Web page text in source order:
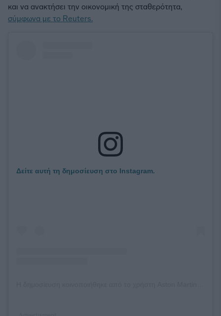
και να ανακτήσει την οικονομική της σταθερότητα,
σύμφωνα με το Reuters.
Δείτε αυτή τη δημοσίευση στο Instagram.